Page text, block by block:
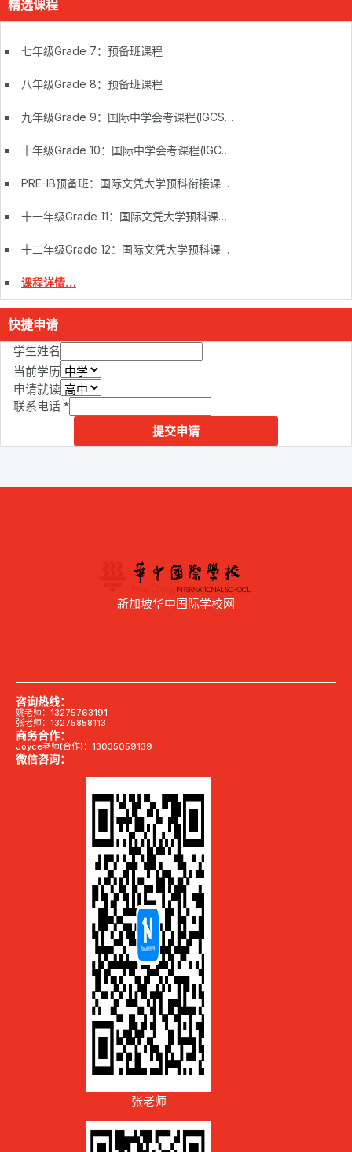
精选课程
七年级Grade 7：预备班课程
八年级Grade 8：预备班课程
九年级Grade 9：国际中学会考课程(IGCSE)
十年级Grade 10：国际中学会考课程(IGCSE)
PRE-IB预备班：国际文凭大学预科衔接课程(Pre IB)
十一年级Grade 11：国际文凭大学预科课程(IB DP)
十二年级Grade 12：国际文凭大学预科课程(IB DP)
课程详情…
快捷申请
学生姓名
当前学历
申请就读
联系电话 *
提交申请
新加坡华中国际学校网
咨询热线：
姚老师：13275763191
张老师：13275858113
商务合作：
Joyce老师(合作)：13035059139
微信咨询：
张老师